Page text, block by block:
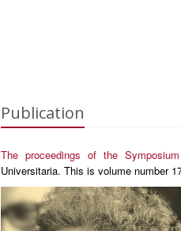
Publication
The proceedings of the
Universitaria. This is volume number